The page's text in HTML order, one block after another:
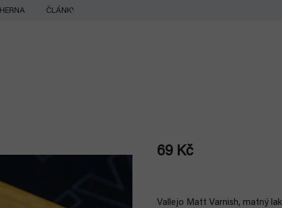
HERNA ČLÁNKY
69 Kč
Vallejo Matt Varnish, matný